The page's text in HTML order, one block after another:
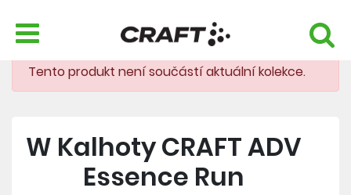
Tento produkt není součástí aktuální kolekce.
W Kalhoty CRAFT ADV
Essence Run